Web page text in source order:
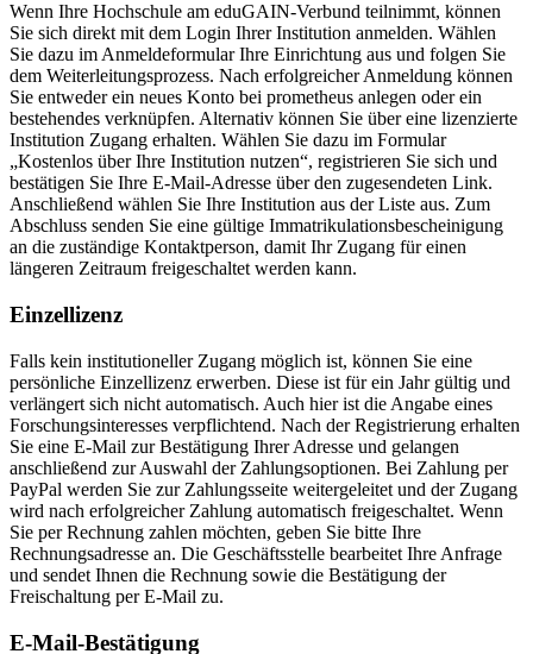
Wenn Ihre Hochschule am eduGAIN-Verbund teilnimmt, können
Sie sich direkt mit dem Login Ihrer Institution anmelden. Wählen
Sie dazu im Anmeldeformular Ihre Einrichtung aus und folgen Sie
dem Weiterleitungsprozess. Nach erfolgreicher Anmeldung können
Sie entweder ein neues Konto bei prometheus anlegen oder ein
bestehendes verknüpfen. Alternativ können Sie über eine lizenzierte
Institution Zugang erhalten. Wählen Sie dazu im Formular
„Kostenlos über Ihre Institution nutzen“, registrieren Sie sich und
bestätigen Sie Ihre E-Mail-Adresse über den zugesendeten Link.
Anschließend wählen Sie Ihre Institution aus der Liste aus. Zum
Abschluss senden Sie eine gültige Immatrikulationsbescheinigung
an die zuständige Kontaktperson, damit Ihr Zugang für einen
längeren Zeitraum freigeschaltet werden kann.
Einzellizenz
Falls kein institutioneller Zugang möglich ist, können Sie eine
persönliche Einzellizenz erwerben. Diese ist für ein Jahr gültig und
verlängert sich nicht automatisch. Auch hier ist die Angabe eines
Forschungsinteresses verpflichtend. Nach der Registrierung erhalten
Sie eine E-Mail zur Bestätigung Ihrer Adresse und gelangen
anschließend zur Auswahl der Zahlungsoptionen. Bei Zahlung per
PayPal werden Sie zur Zahlungsseite weitergeleitet und der Zugang
wird nach erfolgreicher Zahlung automatisch freigeschaltet. Wenn
Sie per Rechnung zahlen möchten, geben Sie bitte Ihre
Rechnungsadresse an. Die Geschäftsstelle bearbeitet Ihre Anfrage
und sendet Ihnen die Rechnung sowie die Bestätigung der
Freischaltung per E-Mail zu.
E-Mail-Bestätigung